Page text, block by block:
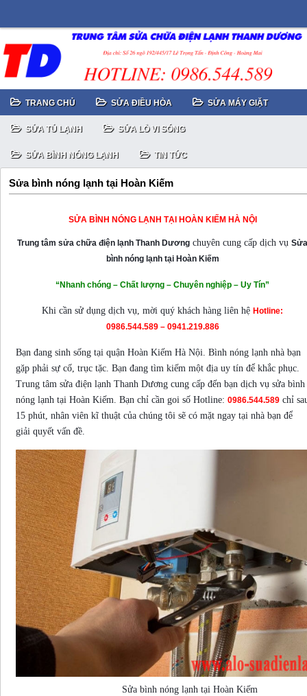
TRANG CHỦ SỬA ĐIỀU HÒA SỬA MÁY GIẶT
SỬA TỦ LẠNH SỬA LÒ VI SÓNG
SỬA BÌNH NÓNG LẠNH TIN TỨC
Sửa bình nóng lạnh tại Hoàn Kiếm
SỬA BÌNH NÓNG LẠNH TẠI HOÀN KIẾM HÀ NỘI
Trung tâm sửa chữa điện lạnh Thanh Dương chuyên cung cấp dịch vụ Sửa
bình nóng lạnh tại Hoàn Kiếm
“Nhanh chóng – Chất lượng – Chuyên nghiệp – Uy Tín”
Khi cần sử dụng dịch vụ, mời quý khách hàng liên hệ Hotline:
0986.544.589 – 0941.219.886
Bạn đang sinh sống tại quận Hoàn Kiếm Hà Nội. Bình nóng lạnh nhà bạn
gặp phải sự cố, trục tặc. Bạn đang tìm kiếm một địa uy tín để khắc phục.
Trung tâm sửa điện lạnh Thanh Dương cung cấp đến bạn dịch vụ sửa bình
nóng lạnh tại Hoàn Kiếm. Bạn chỉ cần goi số Hotline: 0986.544.589 chỉ
15 phút, nhân viên kĩ thuật của chúng tôi sẽ có mặt ngay tại nhà bạn để
giải quyết vấn đề.
Sửa bình nóng lạnh tại Hoàn Kiếm